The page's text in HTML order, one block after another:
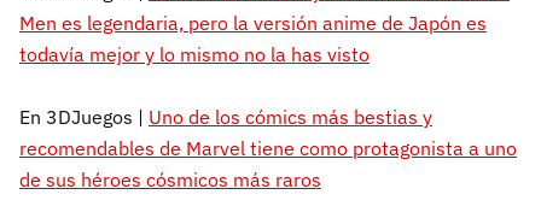
Men es legendaria, pero la versión anime de Japón es
todavía mejor y lo mismo no la has visto
En 3DJuegos | Uno de los cómics más bestias y
recomendables de Marvel tiene como protagonista a uno
de sus héroes cósmicos más raros